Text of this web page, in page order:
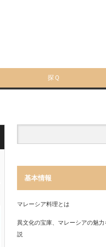
探Ｑ
基本情報
マレーシア料理とは
異文化の宝庫、マレーシアの魅
説